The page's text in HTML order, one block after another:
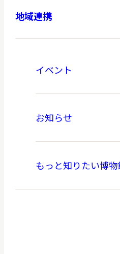
地域連携
イベント
お知らせ
もっと知りたい博物